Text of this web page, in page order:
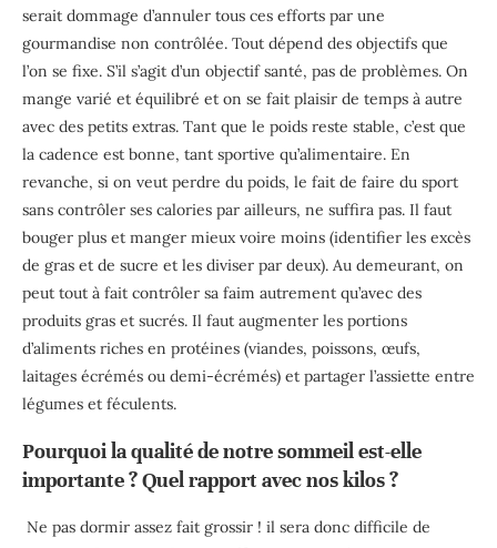
serait dommage d’annuler tous ces efforts par une
gourmandise non contrôlée. Tout dépend des objectifs que
l’on se fixe. S’il s’agit d’un objectif santé, pas de problèmes. On
mange varié et équilibré et on se fait plaisir de temps à autre
avec des petits extras. Tant que le poids reste stable, c’est que
la cadence est bonne, tant sportive qu’alimentaire. En
revanche, si on veut perdre du poids, le fait de faire du sport
sans contrôler ses calories par ailleurs, ne suffira pas. Il faut
bouger plus et manger mieux voire moins (identifier les excès
de gras et de sucre et les diviser par deux). Au demeurant, on
peut tout à fait contrôler sa faim autrement qu’avec des
produits gras et sucrés. Il faut augmenter les portions
d’aliments riches en protéines (viandes, poissons, œufs,
laitages écrémés ou demi-écrémés) et partager l’assiette entre
légumes et féculents.
Pourquoi la qualité de notre sommeil est-elle
importante ? Quel rapport avec nos kilos ?
Ne pas dormir assez fait grossir ! il sera donc difficile de